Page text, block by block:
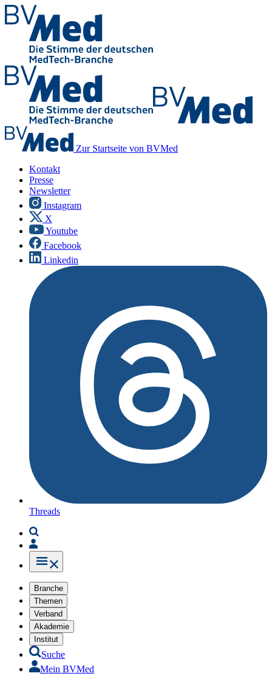
Zur Startseite von BVMed
Kontakt
Presse
Newsletter
Instagram
X
Youtube
Facebook
Linkedin
Threads
Branche
Themen
Verband
Akademie
Institut
Suche
Mein BVMed